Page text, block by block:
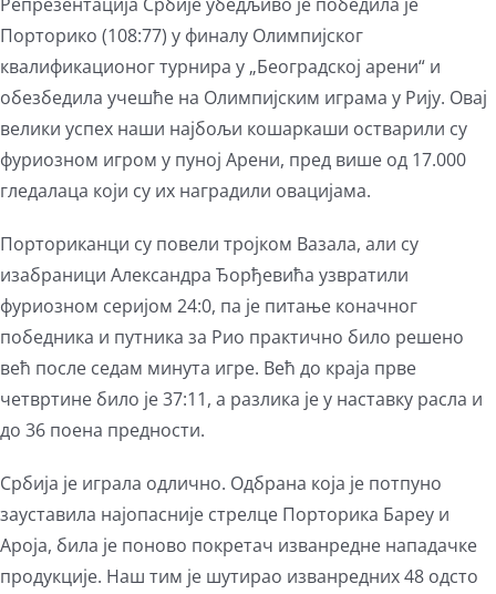
Larger
Image
Порторико (108:77) у финалу Олимпијског
квалификационог турнира у „Београдској арени“ и
обезбедила учешће на Олимпијским играма у Рију. Овај
велики успех наши најбољи кошаркаши остварили су
фуриозном игром у пуној Арени, пред више од 17.000
гледалаца који су их наградили овацијама.
Порториканци су повели тројком Вазала, али су
изабраници Александра Ђорђевића узвратили
фуриозном серијом 24:0, па је питање коначног
победника и путника за Рио практично било решено
већ после седам минута игре. Већ до краја прве
четвртине било је 37:11, а разлика је у наставку расла и
до 36 поена предности.
Србија је играла одлично. Одбрана која је потпуно
зауставила најопасније стрелце Порторика Бареу и
Ароја, била је поново покретач изванредне нападачке
продукције. Наш тим је шутирао изванредних 48 одсто